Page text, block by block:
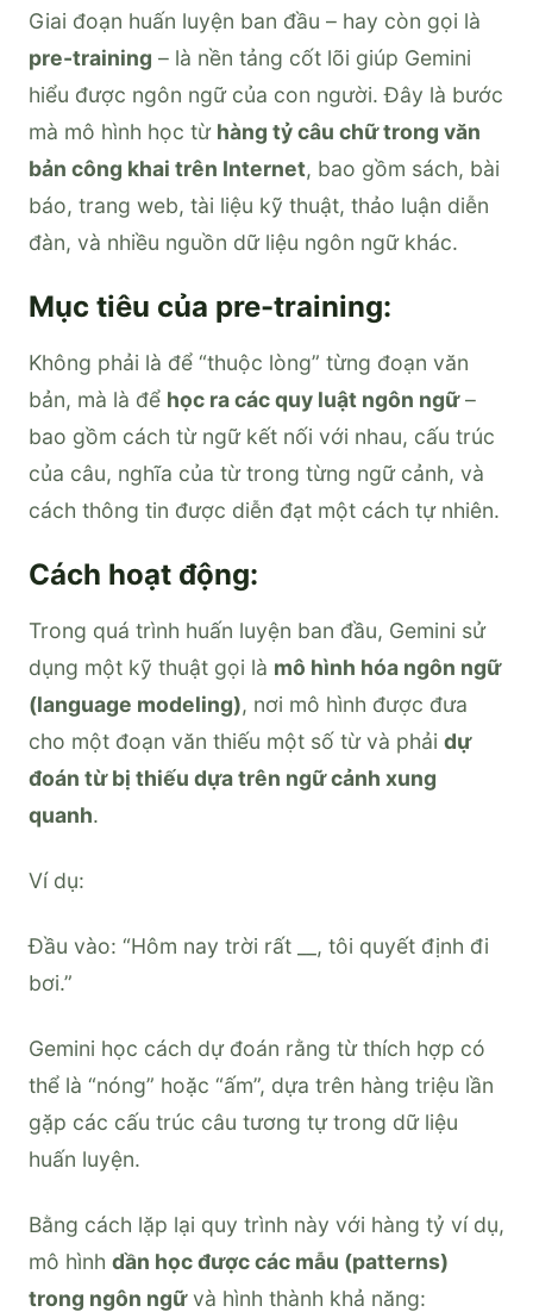
Giai đoạn huấn luyện ban đầu – hay còn gọi là
pre-training – là nền tảng cốt lõi giúp Gemini
hiểu được ngôn ngữ của con người. Đây là bước
mà mô hình học từ hàng tỷ câu chữ trong văn
bản công khai trên Internet, bao gồm sách, bài
báo, trang web, tài liệu kỹ thuật, thảo luận diễn
đàn, và nhiều nguồn dữ liệu ngôn ngữ khác.
Mục tiêu của pre-training:
Không phải là để “thuộc lòng” từng đoạn văn
bản, mà là để học ra các quy luật ngôn ngữ–
bao gồm cách từ ngữ kết nối với nhau, cấu trúc
của câu, nghĩa của từ trong từng ngữ cảnh, và
cách thông tin được diễn đạt một cách tự nhiên.
Cách hoạt động:
Trong quá trình huấn luyện ban đầu, Gemini sử
dụng một kỹ thuật gọi là mô hình hóa ngôn ngữ
(language modeling), nơi mô hình được đưa
cho một đoạn văn thiếu một số từ và phải dự
đoán từ bị thiếu dựa trên ngữ cảnh xung
quanh.
Ví dụ:
Đầu vào: “Hôm nay trời rất __, tôi quyết định đi
bơi.”
Gemini học cách dự đoán rằng từ thích hợp có
thể là “nóng” hoặc “ấm”, dựa trên hàng triệu lần
gặp các cấu trúc câu tương tự trong dữ liệu
huấn luyện.
Bằng cách lặp lại quy trình này với hàng tỷ ví dụ,
mô hình dần học được các mẫu (patterns)
trong ngôn ngữvà hình thành khả năng: